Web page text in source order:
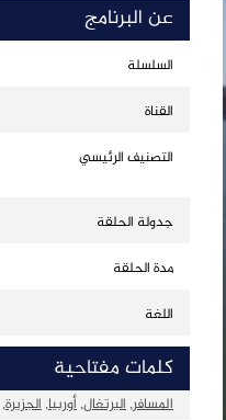
عن البرنامج
السلسلة
القناة
التصنيف الرئيسي
جدولة الحلقة
مدة الحلقة
اللغة
كلمات مفتاحية
المسافر,البرتغال,أوربيا,الجزيرة,